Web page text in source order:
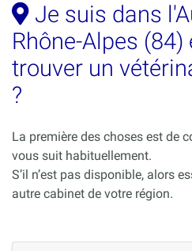
Je suis dans
Rhône-Alpes (84)
trouver un
?
La première des choses est de
vous suit habituellement.
S’il n’est pas disponible, alors
autre cabinet de votre région.